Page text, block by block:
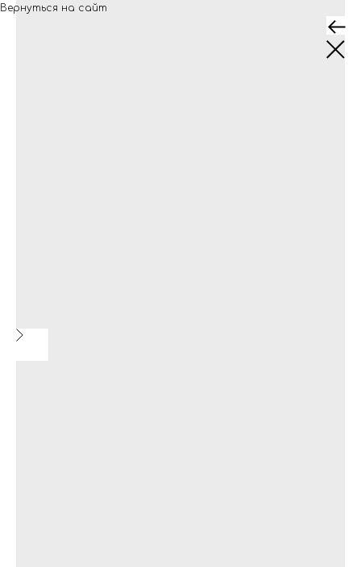
Вернуться на сайт